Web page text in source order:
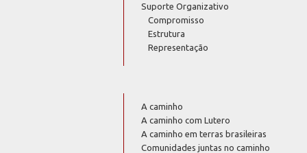
Suporte Organizativo
Compromisso
Estrutura
Representação
A caminho
A caminho com Lutero
A caminho em terras brasileiras
Comunidades juntas no caminho